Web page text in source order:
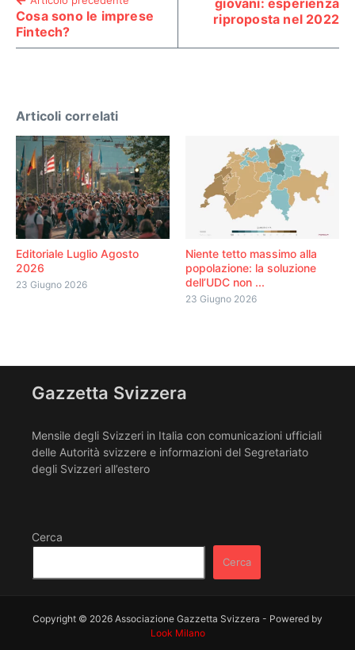
Cosa sono le imprese
Fintech?
giovani: esperienza
riproposta nel 2022
Articoli correlati
Editoriale Luglio Agosto
2026
23 Giugno 2026
Niente tetto massimo alla
popolazione: la soluzione
dell’UDC non ...
23 Giugno 2026
Gazzetta Svizzera
Mensile degli Svizzeri in Italia con comunicazioni ufficiali
delle Autorità svizzere e informazioni del Segretariato
degli Svizzeri all’estero
Cerca
Cerca
Copyright © 2026 Associazione Gazzetta Svizzera - Powered by
Look Milano